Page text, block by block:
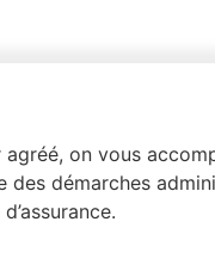
on vous
des démarches